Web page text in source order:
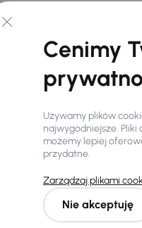
oferty. Kupimy dla Ciebie
Cenimy
Używamy plików
najwygodniejsze. Pliki
możemy lepiej
przydatne.
Zarządzaj plikami
Nie akceptuję